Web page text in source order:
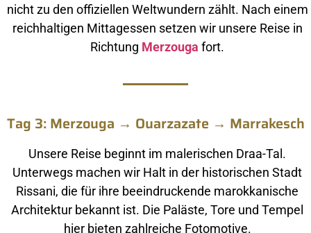
nicht zu den offiziellen Weltwundern zählt. Nach einem
reichhaltigen Mittagessen setzen wir unsere Reise in
Richtung Merzouga fort.
Tag 3: Merzouga → Ouarzazate → Marrakesch
Unsere Reise beginnt im malerischen Draa-Tal.
Unterwegs machen wir Halt in der historischen Stadt
Rissani, die für ihre beeindruckende marokkanische
Architektur bekannt ist. Die Paläste, Tore und Tempel
hier bieten zahlreiche Fotomotive.